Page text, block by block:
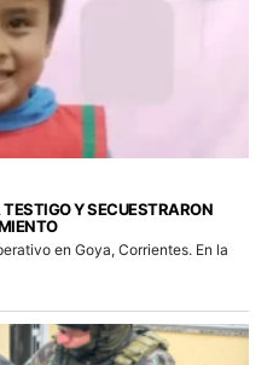
Y SECUESTRARON
en Goya, Corrientes. En la